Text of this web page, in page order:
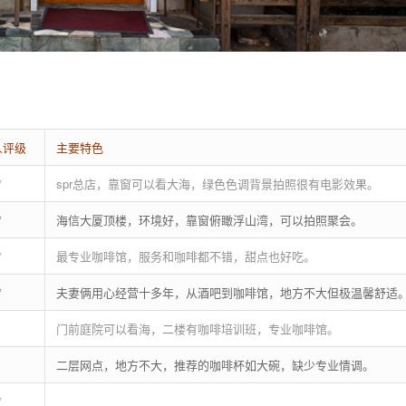
级 主要特色
spr总店，靠窗可以看大海，绿色色调背景拍照很有电影效果。
海信大厦顶楼，环境好，靠窗俯瞰浮山湾，可以拍照聚会。
最专业咖啡馆，服务和咖啡都不错，甜点也好吃。
夫妻俩用心经营十多年，从酒吧到咖啡馆，地方不大但极温馨舒适
门前庭院可以看海，二楼有咖啡培训班，专业咖啡馆。
二层网点，地方不大，推荐的咖啡杯如大碗，缺少专业情调。